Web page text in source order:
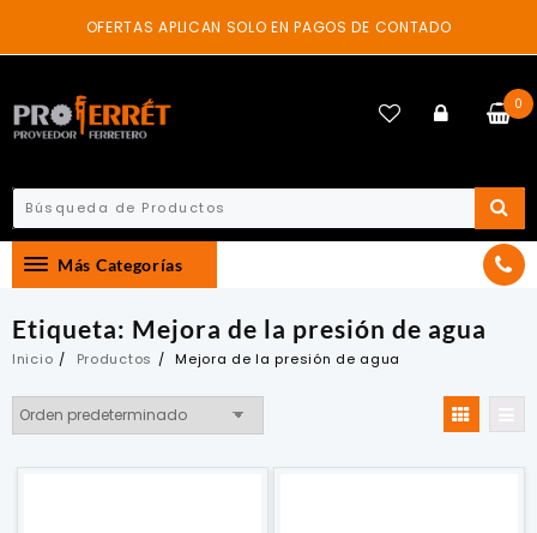
content
OFERTAS APLICAN SOLO EN PAGOS DE CONTADO
0
Más Categorías
Etiqueta: Mejora de la presión de agua
Inicio Productos Mejora de la presión de agua